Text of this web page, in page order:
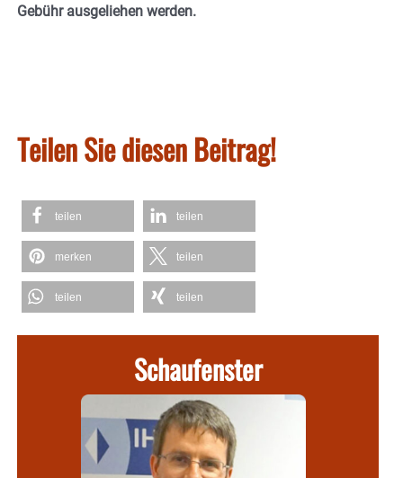
Gebühr ausgeliehen werden.
Teilen Sie diesen Beitrag!
teilen teilen
merken teilen
teilen teilen
Schaufenster